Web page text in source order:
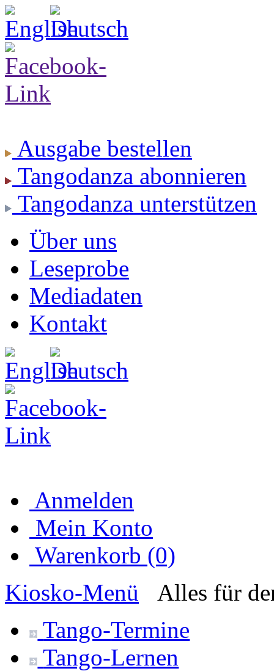
Ausgabe bestellen
Tangodanza abonnieren
Tangodanza unterstützen
Über uns
Leseprobe
Mediadaten
Kontakt
Anmelden
Mein Konto
Warenkorb (0)
Kiosko-Menü
Alles für
Tango-Termine
Tango-Lernen